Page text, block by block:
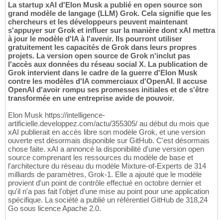
La startup xAI d'Elon Musk a publié en open source son
grand modèle de langage (LLM) Grok. Cela signifie que les
chercheurs et les développeurs peuvent maintenant
s'appuyer sur Grok et influer sur la manière dont xAI mettra
à jour le modèle d'IA à l'avenir. Ils pourront utiliser
gratuitement les capacités de Grok dans leurs propres
projets. La version open source de Grok n'inclut pas
l'accès aux données du réseau social X. La publication de
Grok intervient dans le cadre de la guerre d'Elon Musk
contre les modèles d'IA commerciaux d'OpenAI. Il accuse
OpenAI d'avoir rompu ses promesses initiales et de s'être
transformée en une entreprise avide de pouvoir.
Elon Musk https://intelligence-
artificielle.developpez.com/actu/355305/ au début du mois que
xAI publierait en accès libre son modèle Grok, et une version
ouverte est désormais disponible sur GitHub. C'est désormais
chose faite. xAI a annoncé la disponibilité d'une version open
source comprenant les ressources du modèle de base et
l'architecture du réseau du modèle Mixture-of-Experts de 314
milliards de paramètres, Grok-1. Elle a ajouté que le modèle
provient d'un point de contrôle effectué en octobre dernier et
qu'il n'a pas fait l'objet d'une mise au point pour une application
spécifique. La société a publié un référentiel GitHub de 318,24
Go sous licence Apache 2.0.